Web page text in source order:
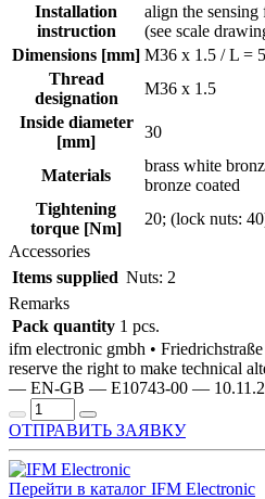
Installation
instruction
align the sensing
(see scale
Dimensions [mm] M36 x 1.5 / L =
Thread
designation
M36 x 1.5
Inside diameter
[mm]
30
Materials
brass white
bronze coated
Tightening
torque [Nm]
20; (lock nuts:
Accessories
Items supplied Nuts: 2
Remarks
Pack quantity 1 pcs.
ifm electronic gmbh •
reserve the right to make technical
— EN-GB — E10743-00 —
ОТПРАВИТЬ ЗАЯВКУ
Перейти в каталог IFM Electronic